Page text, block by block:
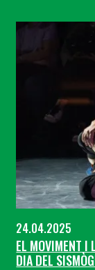
24.04.2025
EL MOVIMENT I
DIA DEL